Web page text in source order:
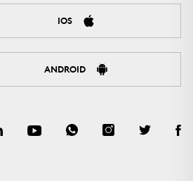
IOS
ANDROID